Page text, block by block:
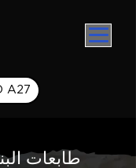
A27
طابعات